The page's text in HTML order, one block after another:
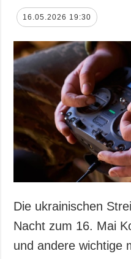
16.05.2026 19:30
Die ukrainischen
Nacht zum 16. Mai
und andere wichtige